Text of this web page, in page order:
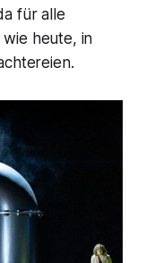
für alle
heute, in